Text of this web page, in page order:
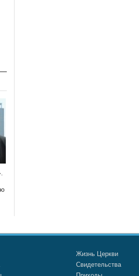
Жизнь Церкви
Свидетельства